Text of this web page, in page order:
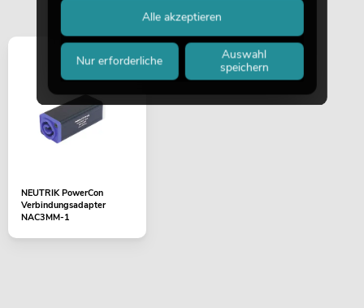
NEUTRIK PowerCon
Verbindungsadapter
NAC3MM-1
Nur erforderliche
Auswahl
speichern
Alle akzeptieren